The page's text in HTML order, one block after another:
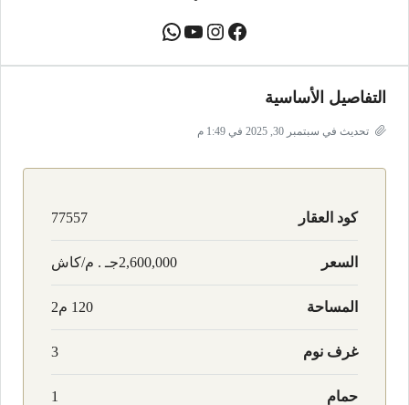
التفاصيل الأساسية
تحديث في سبتمبر 30, 2025 في 1:49 م
كود العقار 77557
السعر 2,600,000جـ . م/كاش
المساحة 120 م2
غرف نوم 3
حمام 1